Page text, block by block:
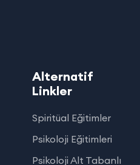
Alternatif
Linkler
Spiritüal Eğitimler
Psikoloji Eğitimleri
Psikoloji Alt Tabanlı